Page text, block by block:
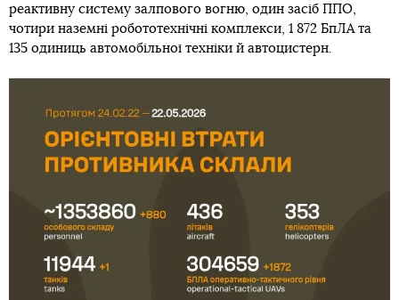
реактивну систему залпового вогню, один засіб ППО,
чотири наземні робототехнічні комплекси, 1 872 БпЛА та
135 одиниць автомобільної техніки й автоцистерн.